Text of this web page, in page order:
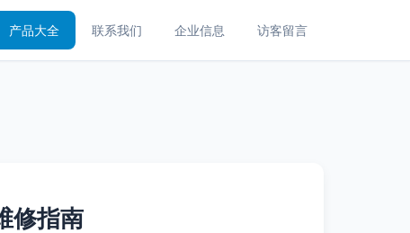
产品大全 联系我们 企业信息 访客留言
修指南